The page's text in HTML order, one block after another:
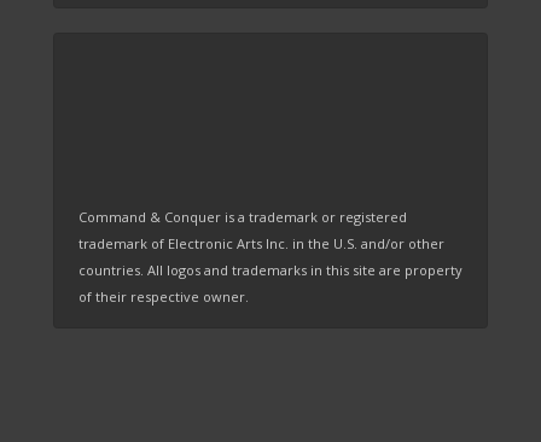
Command & Conquer is a trademark or registered
trademark of Electronic Arts Inc. in the U.S. and/or other
countries. All logos and trademarks in this site are property
of their respective owner.